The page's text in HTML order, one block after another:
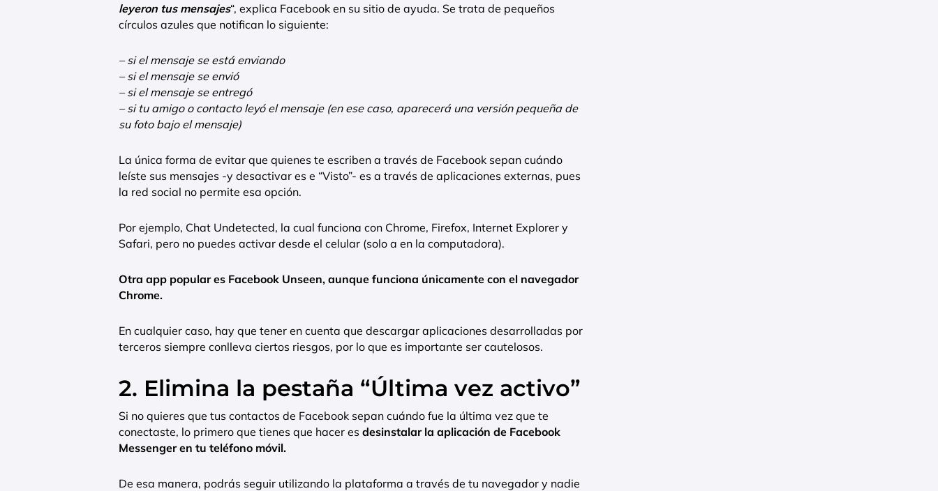
leyeron tus mensajes“, explica Facebook en su sitio de ayuda. Se trata de pequeños
círculos azules que notifican lo siguiente:
– si el mensaje se está enviando
– si el mensaje se envió
– si el mensaje se entregó
– si tu amigo o contacto leyó el mensaje (en ese caso, aparecerá una versión pequeña de
su foto bajo el mensaje)
La única forma de evitar que quienes te escriben a través de Facebook sepan cuándo
leíste sus mensajes -y desactivar es e “Visto”- es a través de aplicaciones externas, pues
la red social no permite esa opción.
Por ejemplo, Chat Undetected, la cual funciona con Chrome, Firefox, Internet Explorer y
Safari, pero no puedes activar desde el celular (solo a en la computadora).
Otra app popular es Facebook Unseen, aunque funciona únicamente con el navegador
Chrome.
En cualquier caso, hay que tener en cuenta que descargar aplicaciones desarrolladas por
terceros siempre conlleva ciertos riesgos, por lo que es importante ser cautelosos.
2. Elimina la pestaña “Última vez activo”
Si no quieres que tus contactos de Facebook sepan cuándo fue la última vez que te
conectaste, lo primero que tienes que hacer es desinstalar la aplicación de Facebook
Messenger en tu teléfono móvil.
De esa manera, podrás seguir utilizando la plataforma a través de tu navegador y nadie